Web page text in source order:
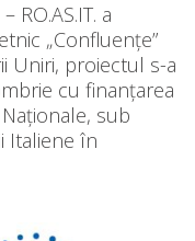
RO.AS.IT. a
„Confluențe”
Uniri, proiectul s-a
cu finanțarea
sub
Italiene în